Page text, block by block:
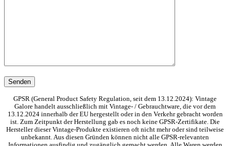
GPSR (General Product Safety Regulation, seit dem 13.12.2024): Vintage
Galore handelt ausschließlich mit Vintage- / Gebrauchtware, die vor dem
13.12.2024 innerhalb der EU hergestellt oder in den Verkehr gebracht worden
ist. Zum Zeitpunkt der Herstellung gab es noch keine GPSR-Zertifikate. Die
Hersteller dieser Vintage-Produkte existieren oft nicht mehr oder sind teilweise
unbekannt. Aus diesen Gründen können nicht alle GPSR-relevanten